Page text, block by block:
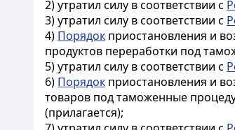
2) утратил силу в соответствии с
3) утратил силу в соответствии с
4) Порядок приостановления и
продуктов переработки под
5) утратил силу в соответствии с
6) Порядок приостановления и
товаров под таможенные
(прилагается);